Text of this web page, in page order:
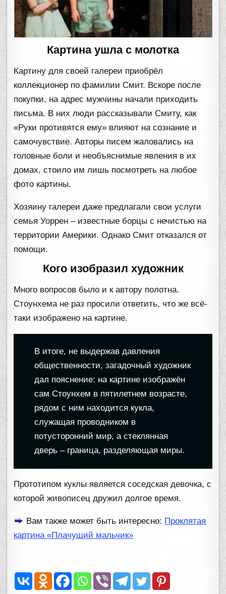
Картина ушла с молотка
Картину для своей галереи приобрёл
коллекционер по фамилии Смит. Вскоре после
покупки, на адрес мужчины начали приходить
письма. В них люди рассказывали Смиту, как
«Руки противятся ему» влияют на сознание и
самочувствие. Авторы писем жаловались на
головные боли и необъяснимые явления в их
домах, стоило им лишь посмотреть на любое
фото картины.
Хозяину галереи даже предлагали свои услуги
семья Уоррен – известные борцы с нечистью на
территории Америки. Однако Смит отказался от
помощи.
Кого изобразил художник
Много вопросов было и к автору полотна.
Стоунхема не раз просили ответить, что же всё-
таки изображено на картине.
В итоге, не выдержав давления
общественности, загадочный художник
дал пояснение: на картине изображён
сам Стоунхем в пятилетнем возрасте,
рядом с ним находится кукла,
служащая проводником в
потусторонний мир, а стеклянная
дверь – граница, разделяющая миры.
Прототипом куклы является соседская девочка, с
которой живописец дружил долгое время.
Вам также может быть интересно: Проклятая
картина «Плачущий мальчик»